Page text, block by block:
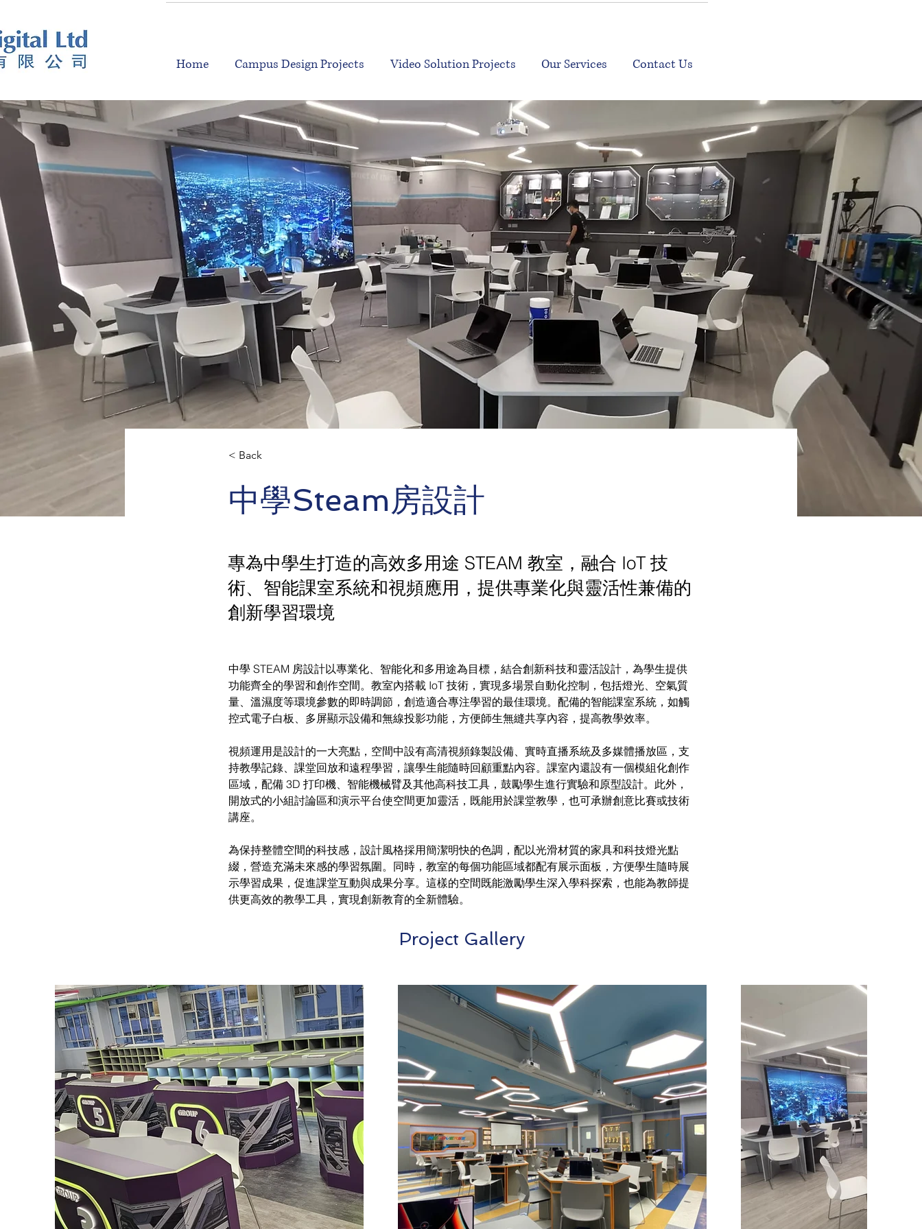
Home Campus Design Projects Video Solution Projects Our Services Contact Us
< Back
中學Steam房設計
專為中學生打造的高效多用途 STEAM 教室，融合 IoT 技
術、智能課室系統和視頻應用，提供專業化與靈活性兼備的
創新學習環境
中學 STEAM 房設計以專業化、智能化和多用途為目標，結合創新科技和靈活設計，為學生提供
功能齊全的學習和創作空間。教室內搭載 IoT 技術，實現多場景自動化控制，包括燈光、空氣質
量、溫濕度等環境參數的即時調節，創造適合專注學習的最佳環境。配備的智能課室系統，如觸
控式電子白板、多屏顯示設備和無線投影功能，方便師生無縫共享內容，提高教學效率。
視頻運用是設計的一大亮點，空間中設有高清視頻錄製設備、實時直播系統及多媒體播放區，支
持教學記錄、課堂回放和遠程學習，讓學生能隨時回顧重點內容。課室內還設有一個模組化創作
區域，配備 3D 打印機、智能機械臂及其他高科技工具，鼓勵學生進行實驗和原型設計。此外，
開放式的小組討論區和演示平台使空間更加靈活，既能用於課堂教學，也可承辦創意比賽或技術
講座。
為保持整體空間的科技感，設計風格採用簡潔明快的色調，配以光滑材質的家具和科技燈光點
綴，營造充滿未來感的學習氛圍。同時，教室的每個功能區域都配有展示面板，方便學生隨時展
示學習成果，促進課堂互動與成果分享。這樣的空間既能激勵學生深入學科探索，也能為教師提
供更高效的教學工具，實現創新教育的全新體驗。
Project Gallery